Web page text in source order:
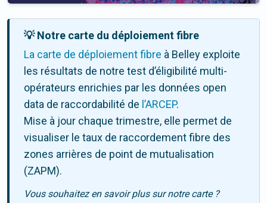
💡 Notre carte du déploiement fibre
La carte de déploiement fibre à Belley exploite
les résultats de notre test d’éligibilité multi-
opérateurs enrichies par les données open
data de raccordabilité de l’ARCEP.
Mise à jour chaque trimestre, elle permet de
visualiser le taux de raccordement fibre des
zones arrières de point de mutualisation
(ZAPM).
Vous souhaitez en savoir plus sur notre carte ?